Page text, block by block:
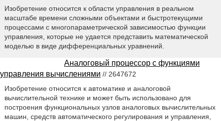
Изобретение относится к области управления в реальном
масштабе времени сложными объектами и быстротекущими
процессами с многопараметрической зависимостью функции
управления, которые не удается представить математической
моделью в виде дифференциальных уравнений.
Аналоговый процессор с функциями
управления вычислениями // 2647672
Изобретение относится к автоматике и аналоговой
вычислительной технике и может быть использовано для
построения функциональных узлов аналоговых вычислительных
машин, средств автоматического регулирования и управления,